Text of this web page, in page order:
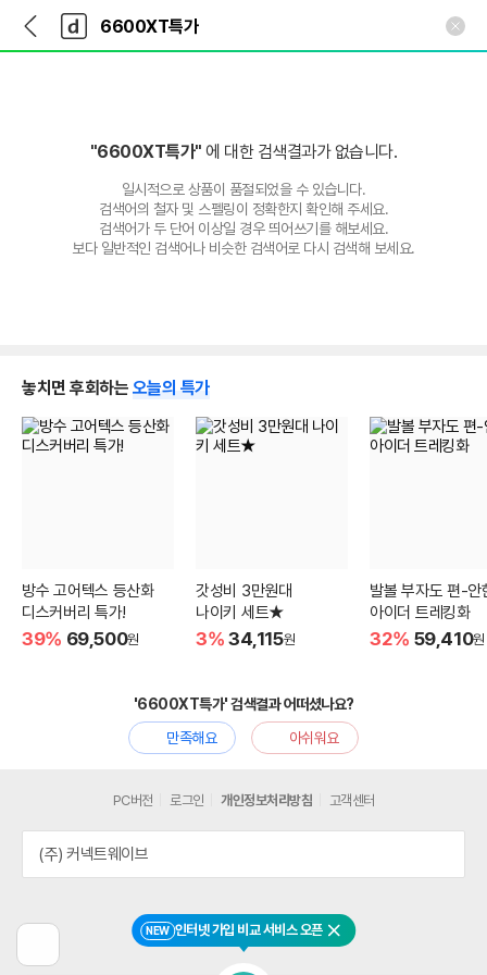
다
나
와
가
다
와
"6600XT특가"에 대한 검색결과가 없습니다.
일시적으로 상품이 품절되었을 수 있습니다.
검색어의 철자 및 스펠링이 정확한지 확인해 주세요.
검색어가 두 단어 이상일 경우 띄어쓰기를 해보세요.
보다 일반적인 검색어나 비슷한 검색어로 다시 검색해 보세요.
놓치면 후회하는 오늘의 특가
방수 고어텍스 등산화
디스커버리 특가!
39% 69,500원
갓성비 3만원대
나이키 세트★
3% 34,115원
발볼 부자도 편-안
아이더 트레킹화
32% 59,410원
'6600XT특가' 검색결과 어떠셨나요?
만족해요
아쉬워요
전
NEW 인터넷 가입 비교 서비스 오픈 닫기
PC버전 로그인 개인정보처리방침 고객센터
(주) 커넥트웨이브